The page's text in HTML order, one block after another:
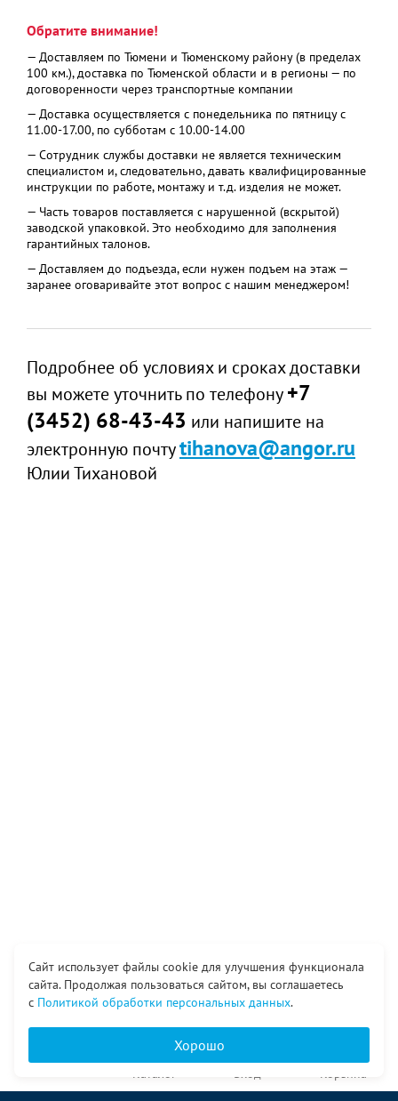
Обратите внимание!
— Доставляем по Тюмени и Тюменскому району (в пределах
100 км.), доставка по Тюменской области и в регионы — по
договоренности через транспортные компании
— Доставка осуществляется с понедельника по пятницу с
11.00-17.00, по субботам с 10.00-14.00
— Сотрудник службы доставки не является техническим
специалистом и, следовательно, давать квалифицированные
инструкции по работе, монтажу и т.д. изделия не может.
— Часть товаров поставляется с нарушенной (вскрытой)
заводской упаковкой. Это необходимо для заполнения
гарантийных талонов.
— Доставляем до подъезда, если нужен подъем на этаж —
заранее оговаривайте этот вопрос с нашим менеджером!
Подробнее об условиях и сроках доставки
вы можете уточнить по телефону+7
(3452) 68-43-43 или напишите на
электронную почтуtihanova@angor.ru
Юлии Тихановой
Сайт использует файлы cookie для улучшения функционала
сайта. Продолжая пользоваться сайтом, вы соглашаетесь
с Политикой обработки персональных данных.
Хорошо